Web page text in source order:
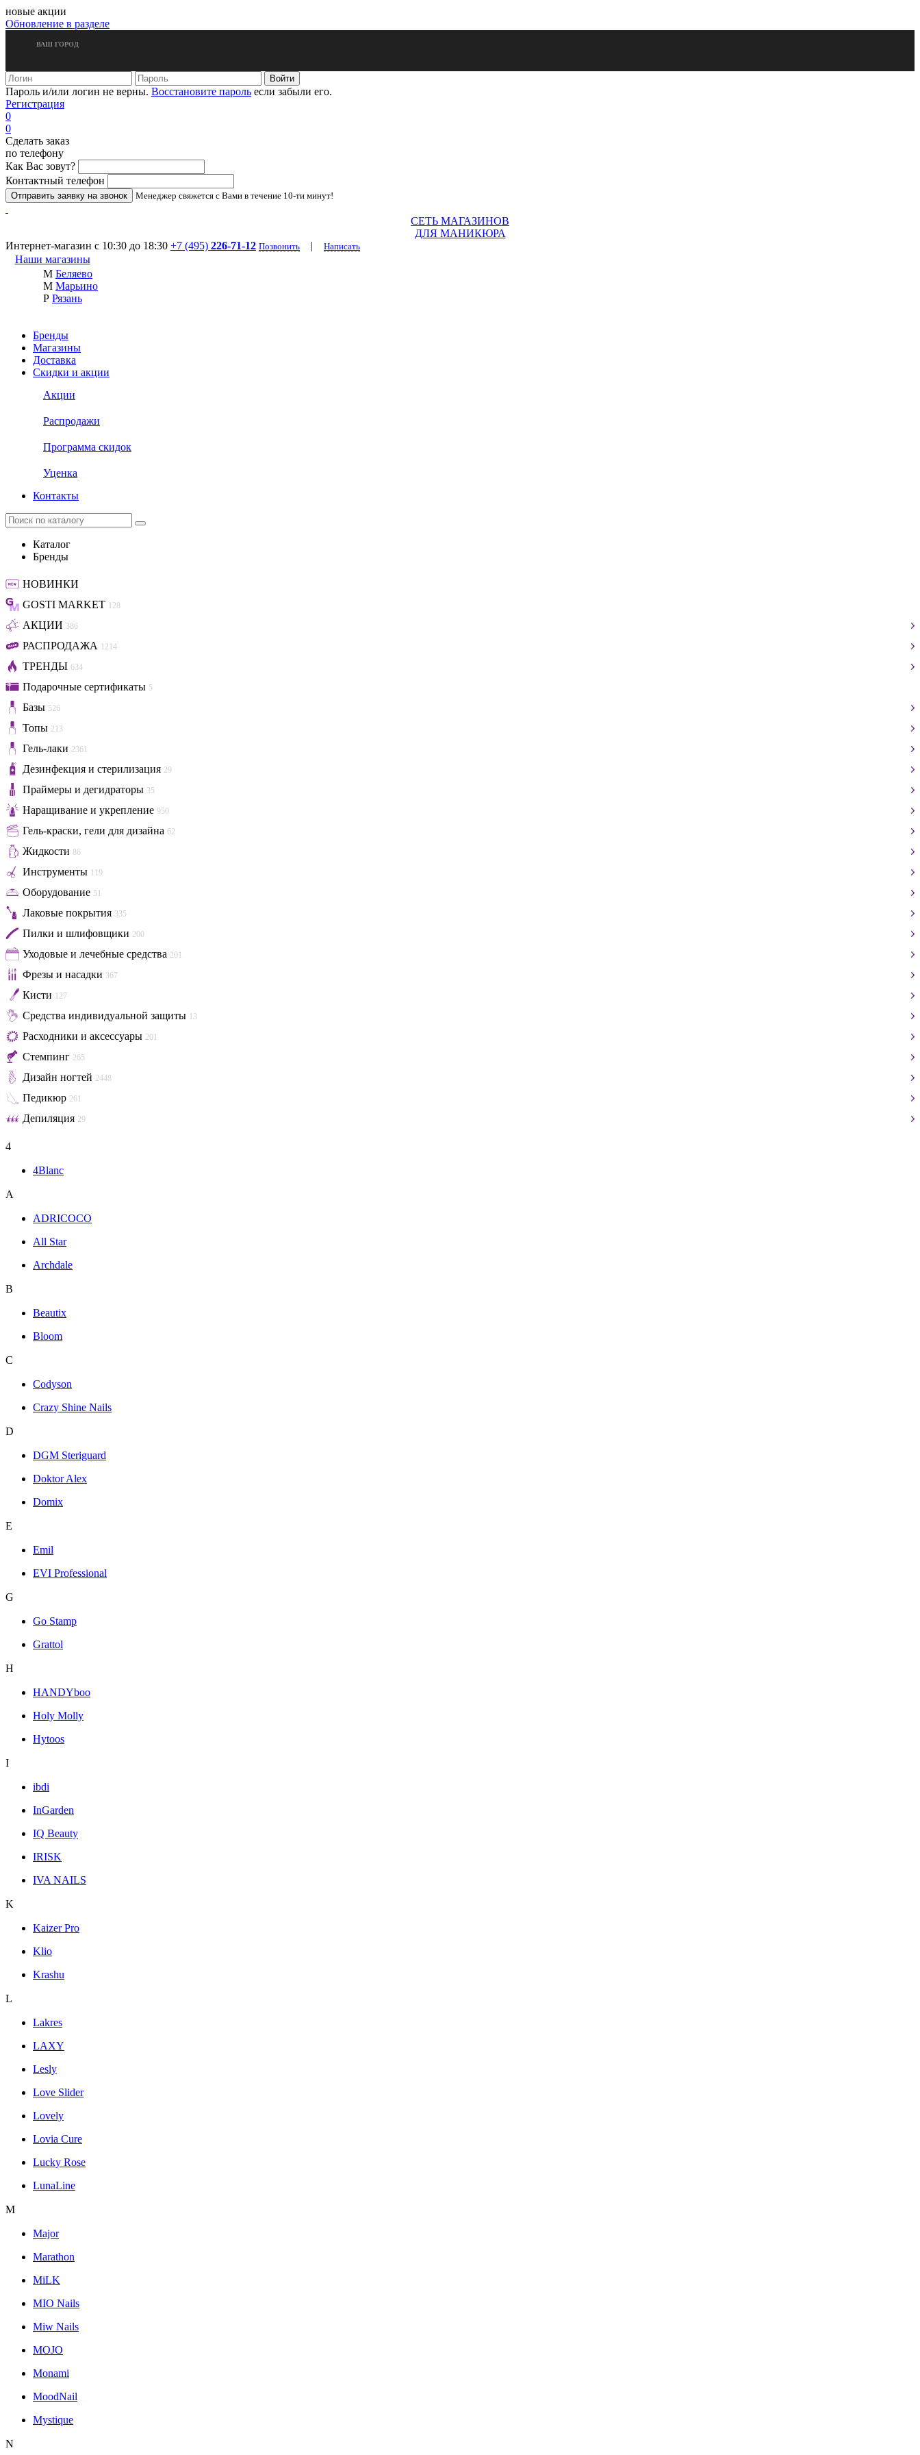
новые акции
Обновление в разделе
ВАШ ГОРОД
Пароль и/или логин не верны. Восстановите пароль если забыли его.
Регистрация
0
0
Сделать заказ
по телефону
Как Вас зовут?
Контактный телефон
Менеджер свяжется с Вами в течение 10-ти минут!
СЕТЬ МАГАЗИНОВ
ДЛЯ МАНИКЮРА
Интернет-магазин с 10:30 до 18:30 +7 (495) 226-71-12 Позвонить | Написать
Наши магазины
М Беляево
М Марьино
Р Рязань
Бренды
Магазины
Доставка
Скидки и акции
Акции
Распродажи
Программа скидок
Уценка
Контакты
Каталог
Бренды
НОВИНКИ
GOSTI MARKET 128
АКЦИИ 386
РАСПРОДАЖА 1214
ТРЕНДЫ 634
Подарочные сертификаты 5
Базы 526
Топы 213
Гель-лаки 2361
Дезинфекция и стерилизация 29
Праймеры и дегидраторы 35
Наращивание и укрепление 950
Гель-краски, гели для дизайна 62
Жидкости 86
Инструменты 119
Оборудование 51
Лаковые покрытия 335
Пилки и шлифовщики 200
Уходовые и лечебные средства 201
Фрезы и насадки 367
Кисти 127
Средства индивидуальной защиты 13
Расходники и аксессуары 201
Стемпинг 265
Дизайн ногтей 2448
Педикюр 261
Депиляция 29
4
4Blanc
A
ADRICOCO
All Star
Archdale
B
Beautix
Bloom
C
Codyson
Crazy Shine Nails
D
DGM Steriguard
Doktor Alex
Domix
E
Emil
EVI Professional
G
Go Stamp
Grattol
H
HANDYboo
Holy Molly
Hytoos
I
ibdi
InGarden
IQ Beauty
IRISK
IVA NAILS
K
Kaizer Pro
Klio
Krashu
L
Lakres
LAXY
Lesly
Love Slider
Lovely
Lovia Cure
Lucky Rose
LunaLine
M
Major
Marathon
MiLK
MIO Nails
Miw Nails
MOJO
Monami
MoodNail
Mystique
N